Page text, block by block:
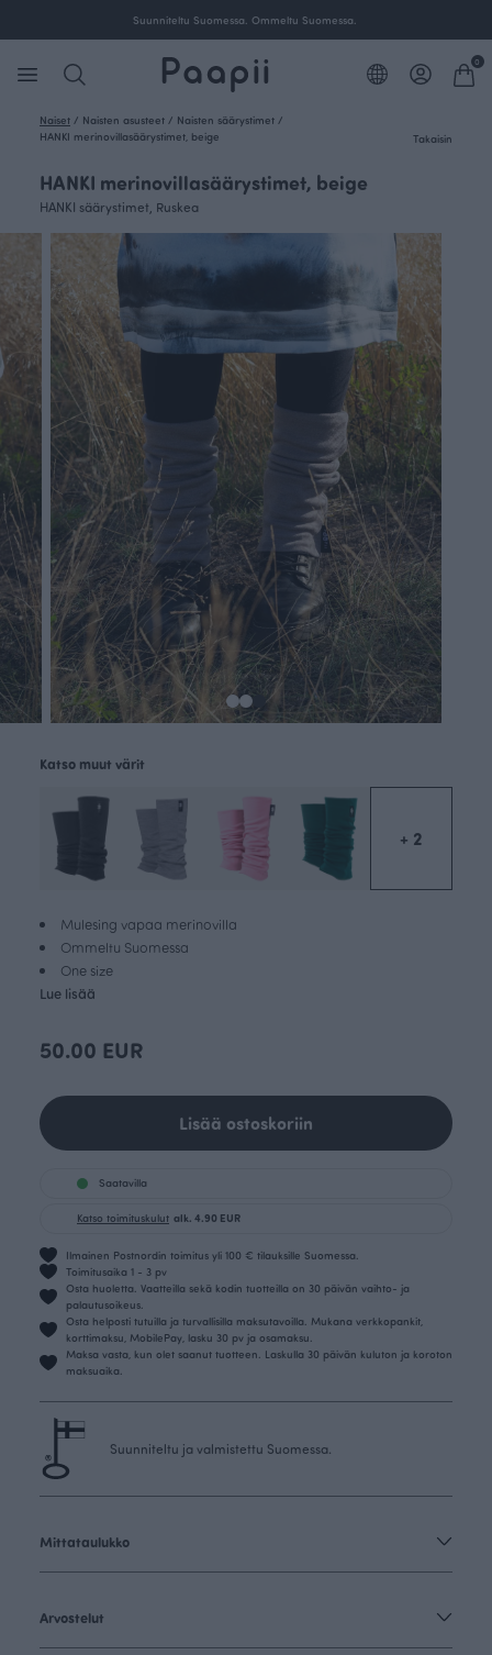
Suunniteltu Suomessa.
0
Naiset / Naisten asusteet / Naisten säärystimet /
HANKI merinovillasäärystimet, beige
Takaisin
HANKI merinovillasäärystimet, beige
HANKI säärystimet, Ruskea
Mulesing vapaa merinovilla
Ommeltu Suomessa
One size
Lue lisää
Katso muut värit
+ 2
50.00 EUR
Lisää ostoskoriin
Saatavilla
Katso toimituskulut alk. 4.90 EUR
Ilmainen Postnordin toimitus yli 100 € tilauksille Suomessa.
Toimitusaika 1 - 3 pv
Osta huoletta. Vaatteilla sekä kodin tuotteilla on 30 päivän vaihto- ja
palautusoikeus.
Osta helposti tutuilla ja turvallisilla maksutavoilla. Mukana verkkopankit,
korttimaksu, MobilePay, lasku 30 pv ja osamaksu.
Maksa vasta, kun olet saanut tuotteen. Laskulla 30 päivän kuluton ja koroton
maksuaika.
Suunniteltu ja valmistettu Suomessa.
Mittataulukko
Arvostelut